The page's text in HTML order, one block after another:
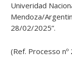
Univeridad
Mendoza/
28/02/2025”.
(Ref. Processo